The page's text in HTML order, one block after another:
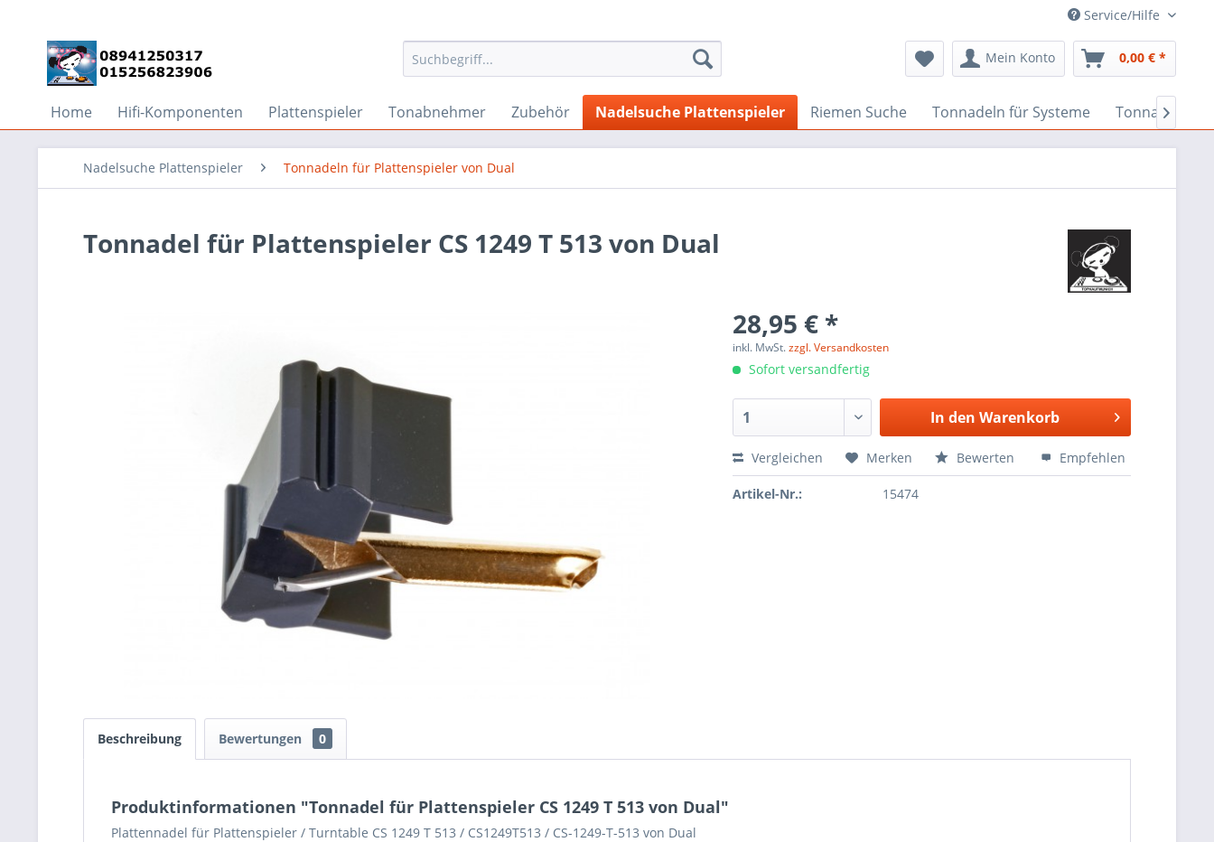
Service/Hilfe
Mein Konto 0,00 € *
Home Hifi-Komponenten Plattenspieler Tonabnehmer Zubehör Nadelsuche Plattenspieler Riemen Suche Tonnadeln für Systeme Tonnadeln

Nadelsuche Plattenspieler Tonnadeln für Plattenspieler von Dual
Tonnadel für Plattenspieler CS 1249 T 513 von Dual
28,95 € *
inkl. MwSt.zzgl. Versandkosten
Sofort versandfertig
In den Warenkorb
Vergleichen Merken Bewerten Empfehlen
Artikel-Nr.: 15474
Beschreibung Bewertungen 0
Produktinformationen "Tonnadel für Plattenspieler CS 1249 T 513 von Dual"
Plattennadel für Plattenspieler / Turntable CS 1249 T 513 / CS1249T513 / CS-1249-T-513 von Dual